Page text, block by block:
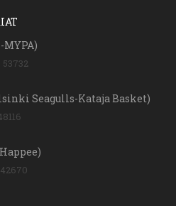
MYPA)
53732
Seagulls-Kataja Basket)
42670